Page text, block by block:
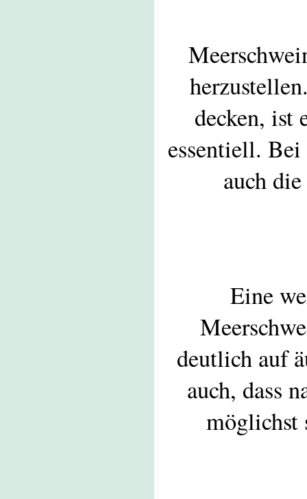
decken, ist
essentiell.
auch
Eine
deutlich auf
auch, dass
möglichst